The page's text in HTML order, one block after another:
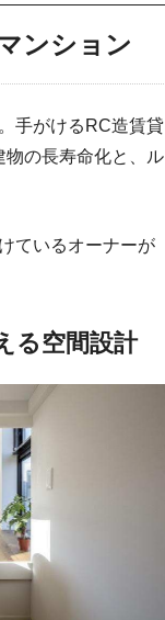
ンション
手がけるRC造賃貸
物の長寿命化と、ル
ているオーナーが
る空間設計